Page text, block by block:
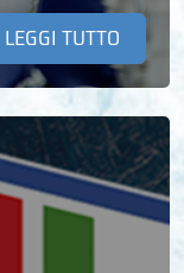
LEGGI TUTTO